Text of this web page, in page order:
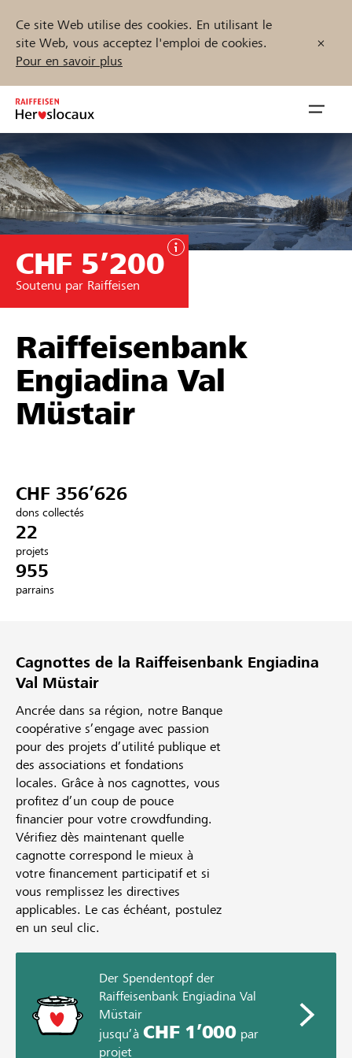
Ce site Web utilise des cookies. En utilisant le
site Web, vous acceptez l'emploi de cookies.
Pour en savoir plus
Inhalt
springen
öffnen
Parrainer
Soutien & assistance
Partenaires / Banques Raiffeisen
S'inscrire
Trouvez des projets et des organisations
Démarrez maintenant
DE
CHF 5’200
Soutenu par Raiffeisen
Raiffeisenbank
Engiadina Val
Müstair
CHF 356’626
dons collectés
22
projets
955
parrains
Cagnottes de la Raiffeisenbank Engiadina
Val Müstair
Ancrée dans sa région, notre Banque
coopérative s’engage avec passion
pour des projets d’utilité publique et
des associations et fondations
locales. Grâce à nos cagnottes, vous
profitez d’un coup de pouce
financier pour votre crowdfunding.
Vérifiez dès maintenant quelle
cagnotte correspond le mieux à
votre financement participatif et si
vous remplissez les directives
applicables. Le cas échéant, postulez
en un seul clic.
Der Spendentopf der
Raiffeisenbank Engiadina Val
Müstair
jusqu’à CHF 1’000par
projet